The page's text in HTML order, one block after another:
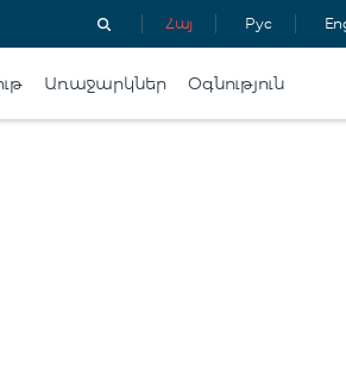
Հայ Рус
Առաջարկներ Օգնություն